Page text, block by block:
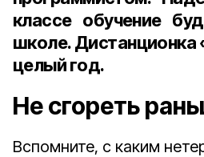
классе обучение
школе. Дистанционка
целый год.
Не сгореть
Вспомните, с каким